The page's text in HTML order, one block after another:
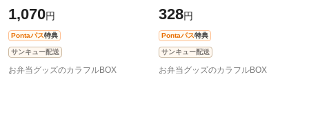
台 配管 汚れ 臭い 排水管洗浄 パ
1,070円
Pontaパス特典
サンキュー配送
お弁当グッズのカラフルBOX
トラップ ストレーナー 目皿 掃除
328円
Pontaパス特典
サンキュー配送
お弁当グッズのカラフルBOX